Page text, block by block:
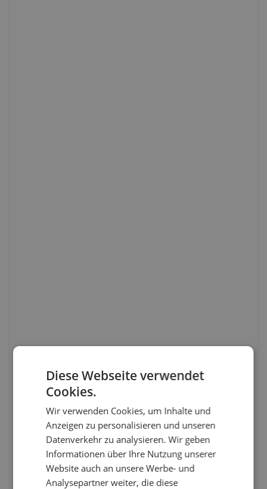
Diese Webseite verwendet
Cookies.
Wir verwenden Cookies, um Inhalte und
Anzeigen zu personalisieren und unseren
Datenverkehr zu analysieren. Wir geben
Informationen über Ihre Nutzung unserer
Website auch an unsere Werbe- und
Analysepartner weiter, die diese